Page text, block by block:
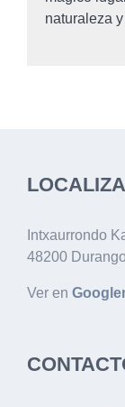
naturaleza y
Intxaurrondo
48200
Ver en